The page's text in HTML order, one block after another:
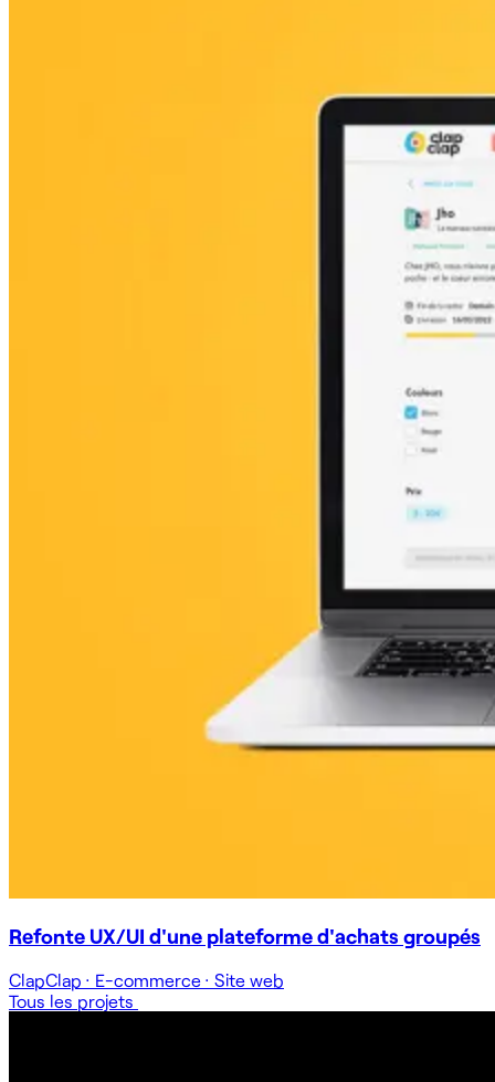
Refonte UX/UI d'une plateforme d'achats groupés
ClapClap · E-commerce · Site web
Tous les projets